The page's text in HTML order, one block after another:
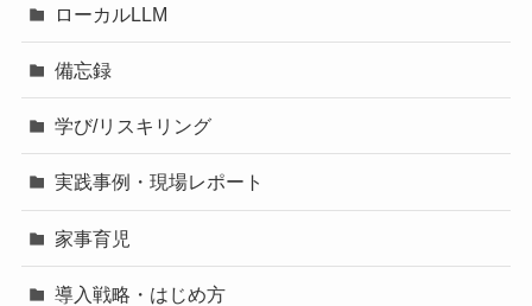
ローカルLLM
備忘録
学び/リスキリング
実践事例・現場レポート
家事育児
導入戦略・はじめ方